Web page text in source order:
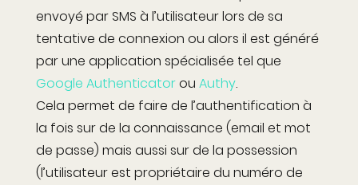
envoyé par SMS à l’utilisateur lors de sa
tentative de connexion ou alors il est généré
par une application spécialisée tel que
Google Authenticatorou Authy.
Cela permet de faire de l’authentification à
la fois sur de la connaissance (email et mot
de passe) mais aussi sur de la possession
(l’utilisateur est propriétaire du numéro de